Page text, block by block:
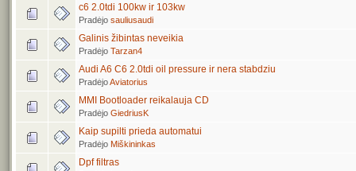
c6 2.0tdi 100kw ir 103kw
Pradėjo sauliusaudi
Galinis žibintas neveikia
Pradėjo Tarzan4
Audi A6 C6 2.0tdi oil pressure ir nera stabdziu
PradėjoAviatorius
MMI Bootloader reikalauja CD
Pradėjo GiedriusK
Kaip supilti prieda automatui
Pradėjo Miškininkas
Dpf filtras